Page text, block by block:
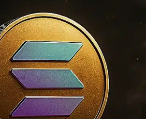
se démarque
baisse de taux de